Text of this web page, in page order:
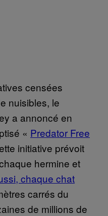
censées
nuisibles, le
a annoncé en
« Predator Free
initiative prévoit
hermine et
chaque chat
carrés du
de millions de